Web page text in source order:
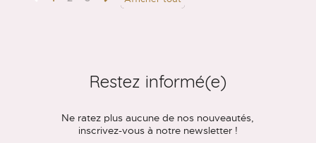
Restez informé(e)
Ne ratez plus aucune de nos nouveautés,
inscrivez-vous à notre newsletter !